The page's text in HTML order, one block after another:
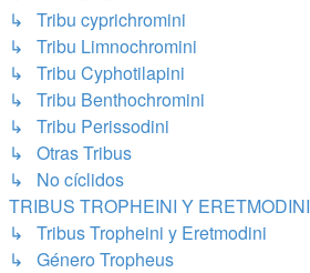
↳ Tribu cyprichromini
↳ Tribu Limnochromini
↳ Tribu Cyphotilapini
↳ Tribu Benthochromini
↳ Tribu Perissodini
↳ Otras Tribus
↳ No cíclidos
TRIBUS TROPHEINI Y ERETMODINI
↳ Tribus Tropheini y Eretmodini
↳ Género Tropheus